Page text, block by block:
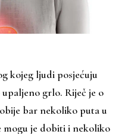
kojeg ljudi posjećuju
grlo. Riječ je o
bar nekoliko puta u
mogu je dobiti i nekoliko